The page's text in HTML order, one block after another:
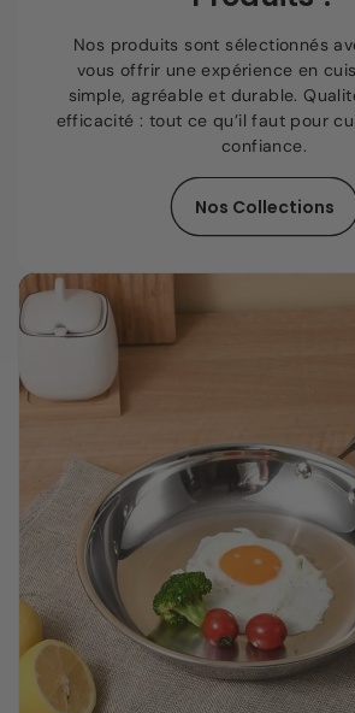
Nos produits sont sélectionnés
vous offrir une expérience en
simple, agréable et durable.
efficacité : tout ce qu’il faut pour
confiance.
Nos Collections